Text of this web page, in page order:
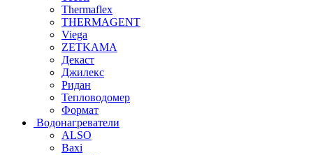
Thermaflex
THERMAGENT
Viega
ZETKAMA
Декаст
Джилекс
Ридан
Тепловодомер
Формат
Водонагреватели
ALSO
Baxi